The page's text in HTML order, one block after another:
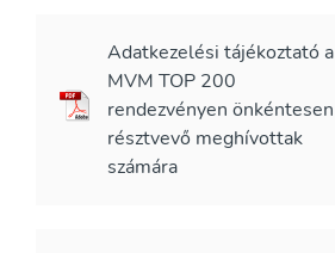
Adatkezelési tájékoztató a
MVM TOP 200
rendezvényen önkéntesen
résztvevő meghívottak
számára